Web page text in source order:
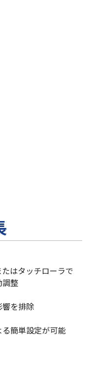
はタッチローラで
調整
を排除
簡単設定が可能